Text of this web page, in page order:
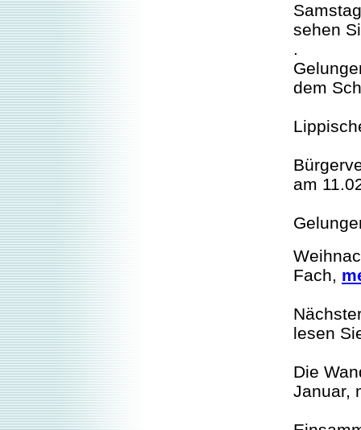
sehen
.
dem
am
W
Fach,
lesen
Die
Januar,